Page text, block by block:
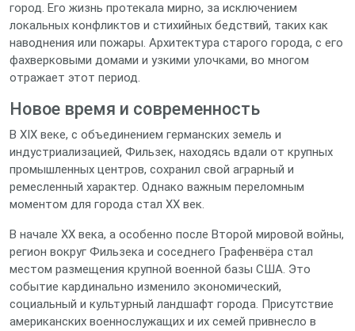
город. Его жизнь протекала мирно, за исключением
локальных конфликтов и стихийных бедствий, таких как
наводнения или пожары. Архитектура старого города, с его
фахверковыми домами и узкими улочками, во многом
отражает этот период.
Новое время и современность
В XIX веке, с объединением германских земель и
индустриализацией, Фильзек, находясь вдали от крупных
промышленных центров, сохранил свой аграрный и
ремесленный характер. Однако важным переломным
моментом для города стал XX век.
В начале XX века, а особенно после Второй мировой войны,
регион вокруг Фильзека и соседнего Графенвёра стал
местом размещения крупной военной базы США. Это
событие кардинально изменило экономический,
социальный и культурный ландшафт города. Присутствие
американских военнослужащих и их семей привнесло в